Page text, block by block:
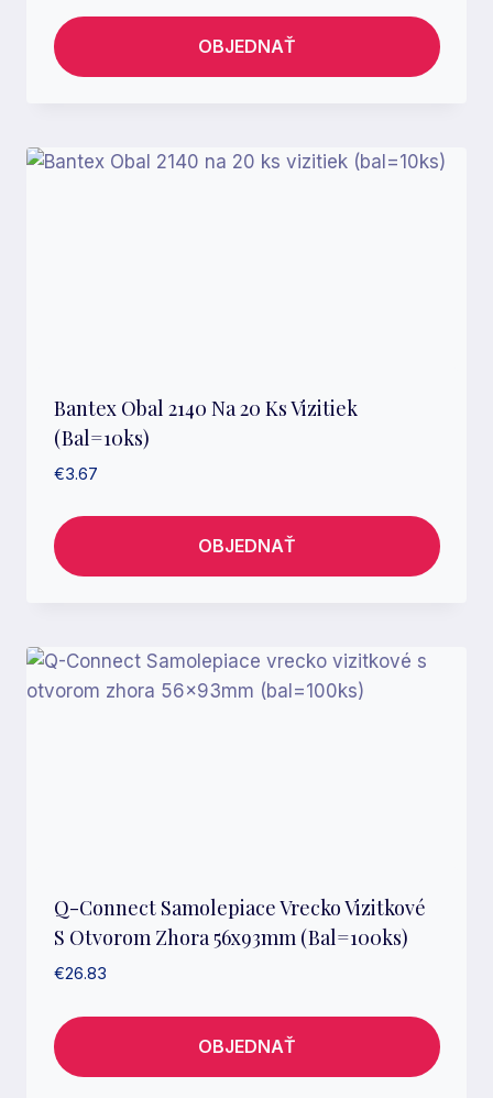
OBJEDNAŤ
Bantex Obal 2140 Na 20 Ks Vizitiek
(bal=10ks)
€3.67
OBJEDNAŤ
Q-Connect Samolepiace Vrecko Vizitkové
S Otvorom Zhora 56x93mm (bal=100ks)
€26.83
OBJEDNAŤ